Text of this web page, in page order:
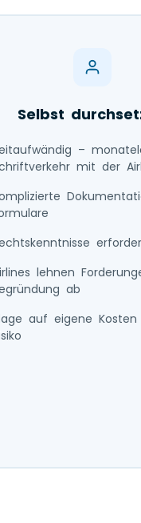
Selbst
–
mit der
lehnen
ab
auf eigene